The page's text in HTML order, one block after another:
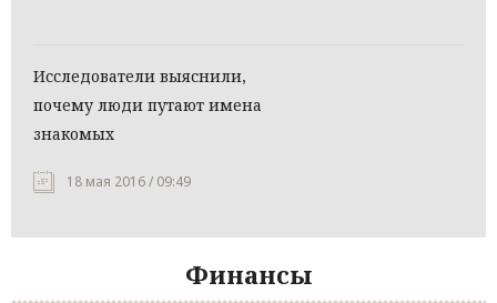
Исследователи выяснили,
почему люди путают имена
знакомых
18 мая 2016 / 09:49
Финансы